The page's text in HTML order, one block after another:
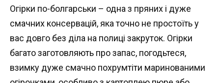
Огірки по-болгарськи – одна з пряних і дуже
смачних консервацій, яка точно не простоїть у
вас довго без діла на полиці закруток. Огірки
багато заготовляють про запас, погодьтеся,
взимку дуже смачно похрумтіти маринованими